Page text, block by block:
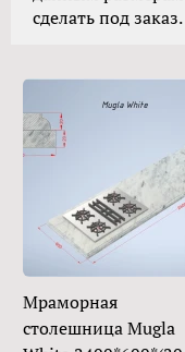
сделать под заказ.
Мраморная
столешница Mugla